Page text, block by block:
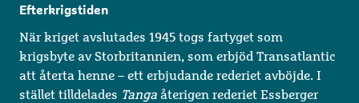
Efterkrigstiden
När kriget avslutades 1945 togs fartyget som
krigsbyte av Storbritannien, som erbjöd Transatlantic
att återta henne – ett erbjudande rederiet avböjde. I
stället tilldelades Tanga återigen rederiet Essberger